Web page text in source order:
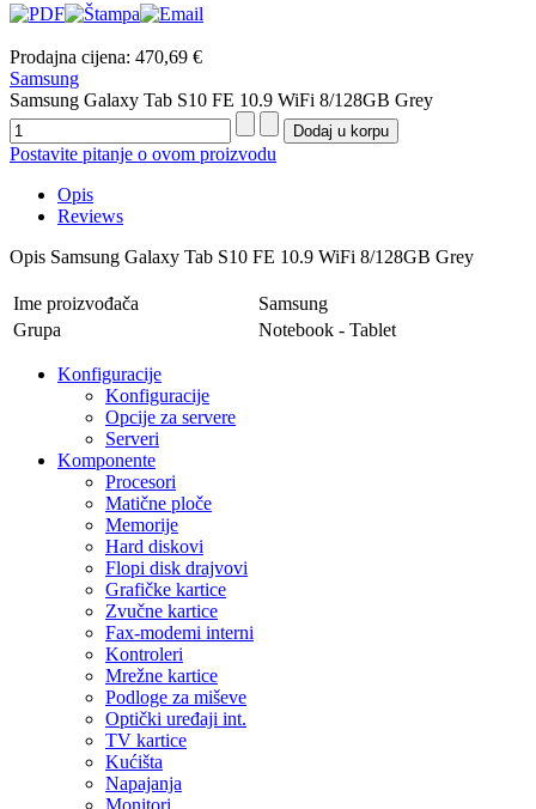
Prodajna cijena: 470,69 €
Samsung
Samsung Galaxy Tab S10 FE 10.9 WiFi 8/128GB Grey
Postavite pitanje o ovom proizvodu
Opis
Reviews
Opis Samsung Galaxy Tab S10 FE 10.9 WiFi 8/128GB Grey
Ime proizvođača
Samsung
Grupa
Notebook - Tablet
Konfiguracije
Konfiguracije
Opcije za servere
Serveri
Komponente
Procesori
Matične ploče
Memorije
Hard diskovi
Flopi disk drajvovi
Grafičke kartice
Zvučne kartice
Fax-modemi interni
Kontroleri
Mrežne kartice
Podloge za miševe
Optički uređaji int.
TV kartice
Kućišta
Napajanja
Monitori